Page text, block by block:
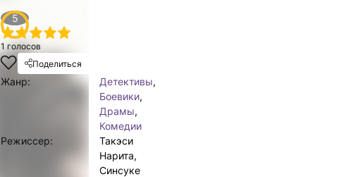
5
1 голосов
Поделиться
Жанр: Детективы,
Боевики,
Драмы,
Комедии
Режиссер:
Такэси
Нарита,
Синсуке